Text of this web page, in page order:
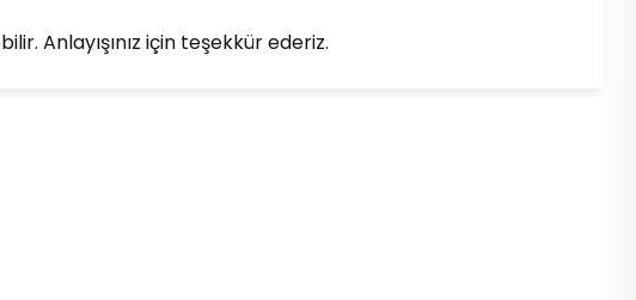
Anlayışınız için teşekkür ederiz.